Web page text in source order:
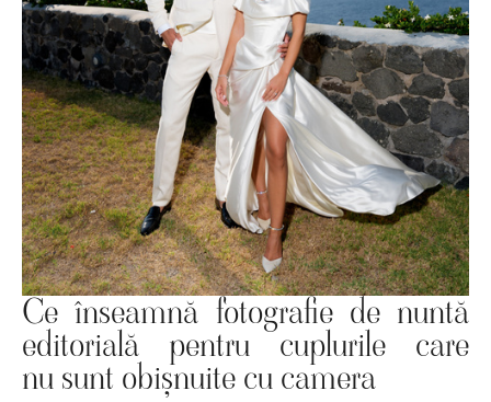
Ce înseamnă fotografie de nuntă
editorială pentru cuplurile care
nu sunt obișnuite cu camera